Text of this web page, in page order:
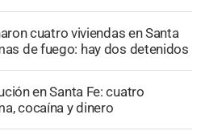
cuatro viviendas en Santa
de fuego: hay dos detenidos
en Santa Fe: cuatro
cocaína y dinero